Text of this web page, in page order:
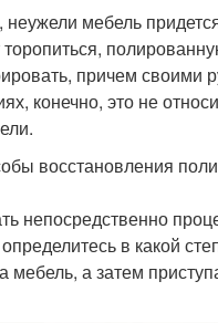
неужели мебель
торопиться,
причем своими
конечно, это не
восстановления
непосредственно
в какой
а затем